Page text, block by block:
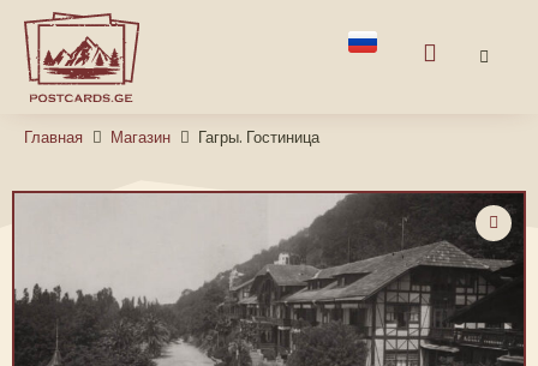
Главная Магазин Гагры. Гостиница